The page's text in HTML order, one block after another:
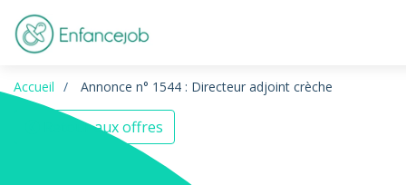
Accueil Annonce n° 1544 : Directeur adjoint crèche
Retour aux offres